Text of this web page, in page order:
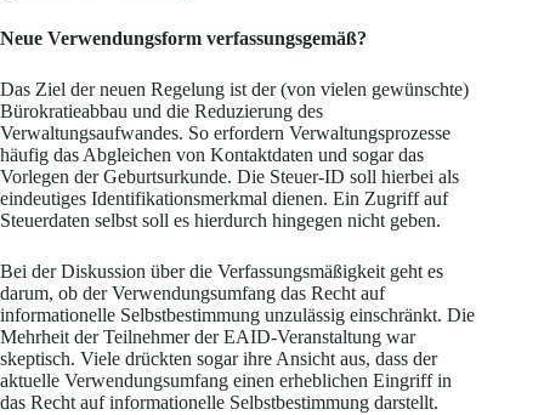
Neue Verwendungsform verfassungsgemäß?
Das Ziel der neuen Regelung ist der (von vielen gewünschte)
Bürokratieabbau und die Reduzierung des
Verwaltungsaufwandes. So erfordern Verwaltungsprozesse
häufig das Abgleichen von Kontaktdaten und sogar das
Vorlegen der Geburtsurkunde. Die Steuer-ID soll hierbei als
eindeutiges Identifikationsmerkmal dienen. Ein Zugriff auf
Steuerdaten selbst soll es hierdurch hingegen nicht geben.
Bei der Diskussion über die Verfassungsmäßigkeit geht es
darum, ob der Verwendungsumfang das Recht auf
informationelle Selbstbestimmung unzulässig einschränkt. Die
Mehrheit der Teilnehmer der EAID-Veranstaltung war
skeptisch. Viele drückten sogar ihre Ansicht aus, dass der
aktuelle Verwendungsumfang einen erheblichen Eingriff in
das Recht auf informationelle Selbstbestimmung darstellt.